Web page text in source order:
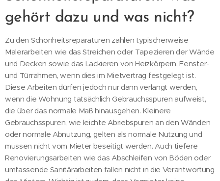
gehört dazu und was nicht?
Zu den Schönheitsreparaturen zählen typischerweise
Malerarbeiten wie das Streichen oder Tapezieren der Wände
und Decken sowie das Lackieren von Heizkörpern, Fenster-
und Türrahmen, wenn dies im Mietvertrag festgelegt ist.
Diese Arbeiten dürfen jedoch nur dann verlangt werden,
wenn die Wohnung tatsächlich Gebrauchsspuren aufweist,
die über das normale Maß hinausgehen. Kleinere
Gebrauchsspuren, wie leichte Abriebspuren an den Wänden
oder normale Abnutzung, gelten als normale Nutzung und
müssen nicht vom Mieter beseitigt werden. Auch tiefere
Renovierungsarbeiten wie das Abschleifen von Böden oder
umfassende Sanitärarbeiten fallen nicht in die Verantwortung